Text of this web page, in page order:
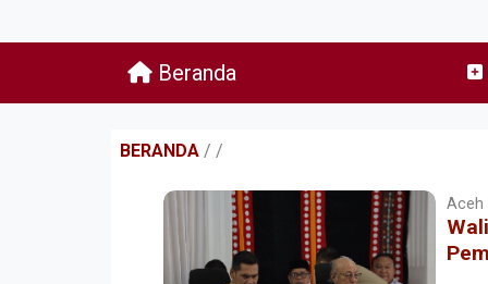
Beranda
BERANDA / /
Aceh